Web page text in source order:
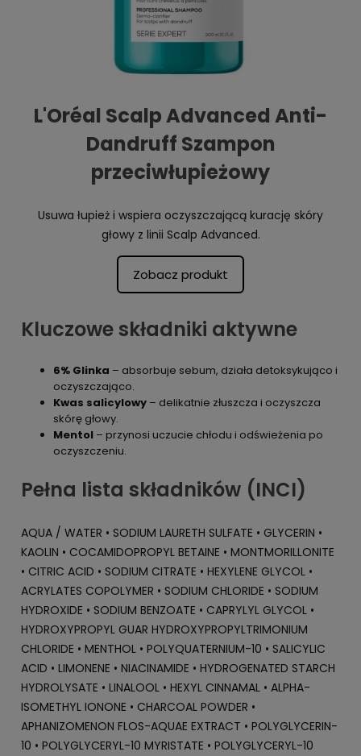
L'Oréal Scalp Advanced Anti-
Dandruff Szampon
przeciwłupieżowy
Usuwa łupież i wspiera oczyszczającą kurację skóry
głowy z linii Scalp Advanced.
Zobacz produkt
Kluczowe składniki aktywne
6% Glinka – absorbuje sebum, działa detoksykująco i
oczyszczająco.
Kwas salicylowy – delikatnie złuszcza i oczyszcza
skórę głowy.
Mentol – przynosi uczucie chłodu i odświeżenia po
oczyszczeniu.
Pełna lista składników (INCI)
AQUA / WATER • SODIUM LAURETH SULFATE • GLYCERIN •
KAOLIN • COCAMIDOPROPYL BETAINE • MONTMORILLONITE
• CITRIC ACID • SODIUM CITRATE • HEXYLENE GLYCOL •
ACRYLATES COPOLYMER • SODIUM CHLORIDE • SODIUM
HYDROXIDE • SODIUM BENZOATE • CAPRYLYL GLYCOL •
HYDROXYPROPYL GUAR HYDROXYPROPYLTRIMONIUM
CHLORIDE • MENTHOL • POLYQUATERNIUM-10 • SALICYLIC
ACID • LIMONENE • NIACINAMIDE • HYDROGENATED STARCH
HYDROLYSATE • LINALOOL • HEXYL CINNAMAL • ALPHA-
ISOMETHYL IONONE • CHARCOAL POWDER •
APHANIZOMENON FLOS-AQUAE EXTRACT • POLYGLYCERIN-
10 • POLYGLYCERYL-10 MYRISTATE • POLYGLYCERYL-10